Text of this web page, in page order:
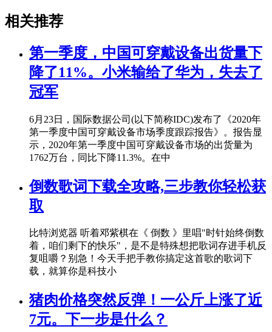
相关推荐
第一季度，中国可穿戴设备出货量下
降了11%。小米输给了华为，失去了
冠军
6月23日，国际数据公司(以下简称IDC)发布了《2020年
第一季度中国可穿戴设备市场季度跟踪报告》。报告显
示，2020年第一季度中国可穿戴设备市场的出货量为
1762万台，同比下降11.3%。在中
倒数歌词下载全攻略,三步教你轻松获
取
比特浏览器 听着邓紫棋在《 倒数 》里唱"时针始终倒数
着，咱们剩下的快乐"，是不是特殊想把歌词存进手机反
复咀嚼？别急！今天手把手教你搞定这首歌的歌词下
载，就算你是科技小
猪肉价格突然反弹！一公斤上涨了近
7元。下一步是什么？